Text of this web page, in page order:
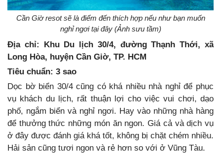
Cần Giờ resot sẽ là điểm đến thích hợp nếu như bạn muốn
nghỉ ngơi tại đây (Ảnh sưu tầm)
Địa chỉ: Khu Du lịch 30/4, đường Thạnh Thới, xã
Long Hòa, huyện Cần Giờ, TP. HCM
Tiêu chuẩn: 3 sao
Dọc bờ biển 30/4 cũng có khá nhiều nhà nghỉ để phục
vụ khách du lịch, rất thuận lợi cho việc vui chơi, dạo
phố, ngắm biển và nghỉ ngơi. Hay vào những nhà hàng
để thưởng thức những món ăn ngon. Giá cả và dịch vụ
ở đây được đánh giá khá tốt, không bị chặt chém nhiều.
Hải sản cũng tươi ngon và rẻ hơn so với ở Vũng Tàu.